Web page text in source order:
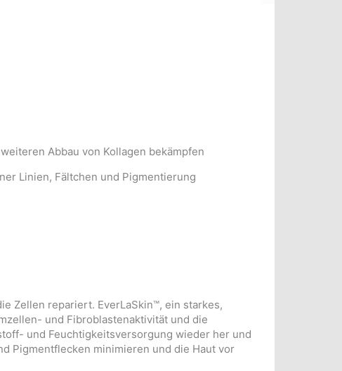
Abbau von Kollagen bekämpfen
Linien, Fältchen und Pigmentierung
Zellen repariert. EverLaSkin™, ein starkes,
und Fibroblastenaktivität und die
und Feuchtigkeitsversorgung wieder her und
Pigmentflecken minimieren und die Haut vor